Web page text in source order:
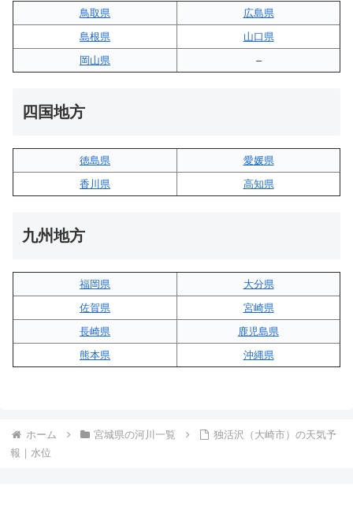
鳥取県
広島県
島根県
山口県
岡山県
–
四国地方
徳島県
愛媛県
香川県
高知県
九州地方
福岡県
大分県
佐賀県
宮崎県
長崎県
鹿児島県
熊本県
沖縄県
ホーム 宮城県の河川一覧
独活沢（大崎市）の天気予
報｜水位